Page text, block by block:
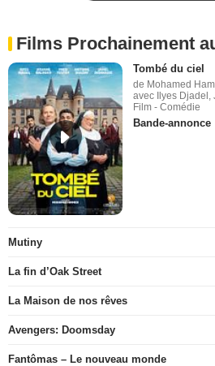
Films Prochainement
Tombé du ciel
de Mohamed
avec Ilyes Djadel,
Film - Comédie
Bande-annonce
Mutiny
La fin d’Oak Street
La Maison de nos rêves
Avengers: Doomsday
Fantômas – Le nouveau monde